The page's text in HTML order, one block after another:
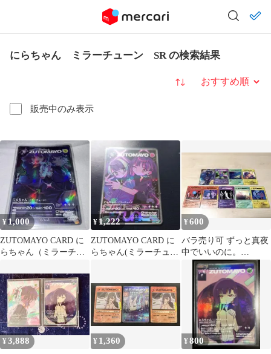
にらちゃん ミラーチューン SR の検索結果
販売中のみ表示
並び替え
¥1,000
ZUTOMAYO CARD に
らちゃん（ミラーチュ
¥1,222
ZUTOMAYO CARD に
らちゃん(ミラーチュー
¥600
バラ売り可 ずっと真夜
中でいいのに。
ZUTOMAYO CARD 9枚
まとめ売り
¥3,888 ¥ 1,360 ¥800